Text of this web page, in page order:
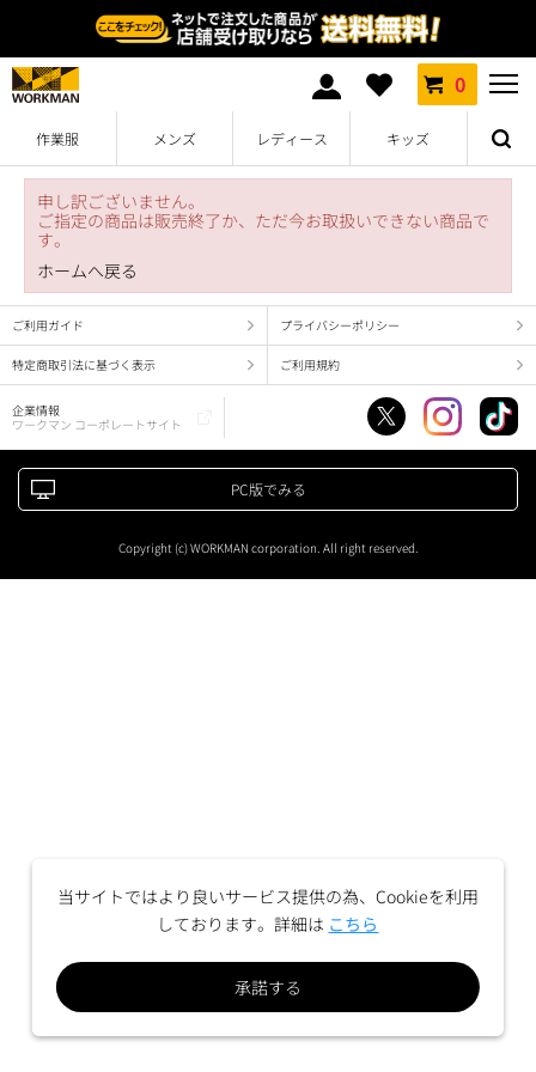
0
作業服 メンズ レディース キッズ
申し訳ございません。
ご指定の商品は販売終了か、ただ今お取扱いできない商品で
す。
ホームへ戻る
ご利用ガイド プライバシーポリシー
特定商取引法に基づく表示 ご利用規約
企業情報
ワークマン コーポレートサイト
PC版でみる
Copyright (c) WORKMAN corporation. All right reserved.
当サイトではより良いサービス提供の為、Cookieを利用
しております。詳細は こちら
承諾する